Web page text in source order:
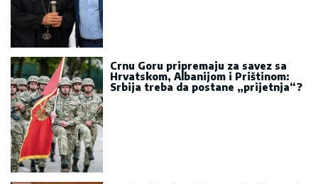
Crnu Goru pripremaju za savez sa
Hrvatskom, Albanijom i Prištinom:
Srbija treba da postane „prijetnja“?